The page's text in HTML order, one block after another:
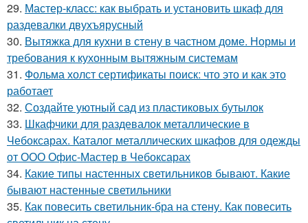
29. Мастер-класс: как выбрать и установить шкаф для
раздевалки двухъярусный
30. Вытяжка для кухни в стену в частном доме. Нормы и
требования к кухонным вытяжным системам
31. Фольма холст сертификаты поиск: что это и как это
работает
32. Создайте уютный сад из пластиковых бутылок
33. Шкафчики для раздевалок металлические в
Чебоксарах. Каталог металлических шкафов для одежды
от ООО Офис-Мастер в Чебоксарах
34. Какие типы настенных светильников бывают. Какие
бывают настенные светильники
35. Как повесить светильник-бра на стену. Как повесить